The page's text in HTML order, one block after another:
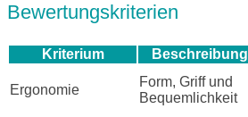
Bewertungskriterien
Kriterium Beschreibung
Ergonomie
Form, Griff und
Bequemlichkeit